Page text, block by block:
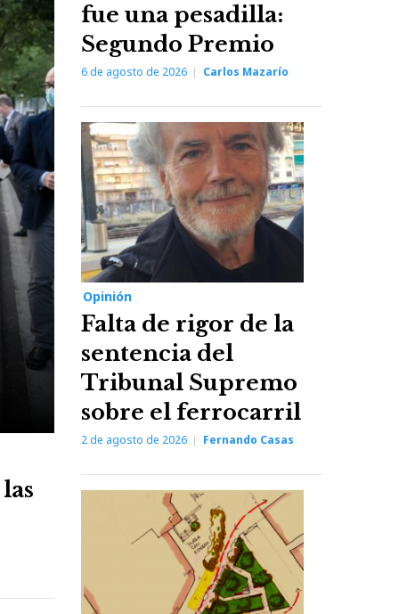
fue una pesadilla:
Segundo Premio
6 de agosto de 2026 Carlos Mazarío
Opinión
Falta de rigor de la
sentencia del
Tribunal Supremo
sobre el ferrocarril
2 de agosto de 2026 Fernando Casas